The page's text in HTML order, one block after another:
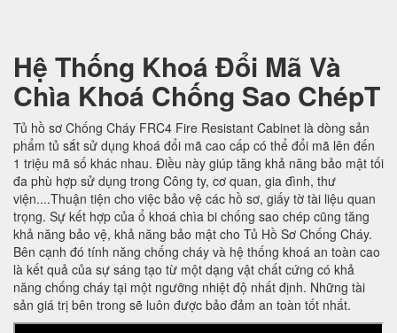
Hệ Thống Khoá Đổi Mã Và
Chìa Khoá Chống Sao ChépT
Tủ hồ sơ Chống Cháy FRC4 Fire Resistant Cabinet là dòng sản
phẩm tủ sắt sử dụng khoá đổi mã cao cấp có thể đổi mã lên đến
1 triệu mã số khác nhau. Điều này giúp tăng khả năng bảo mật tối
đa phù hợp sử dụng trong Công ty, cơ quan, gia đình, thư
viện....Thuận tiện cho việc bảo vệ các hồ sơ, giấy tờ tài liệu quan
trọng. Sự kết hợp của ổ khoá chìa bi chống sao chép cũng tăng
khả năng bảo vệ, khả năng bảo mật cho Tủ Hồ Sơ Chống Cháy.
Bên cạnh đó tính năng chống cháy và hệ thống khoá an toàn cao
là kết quả của sự sáng tạo từ một dạng vật chất cứng có khả
năng chống cháy tại một ngưỡng nhiệt độ nhất định. Những tài
sản giá trị bên trong sẽ luôn được bảo đảm an toàn tốt nhất.